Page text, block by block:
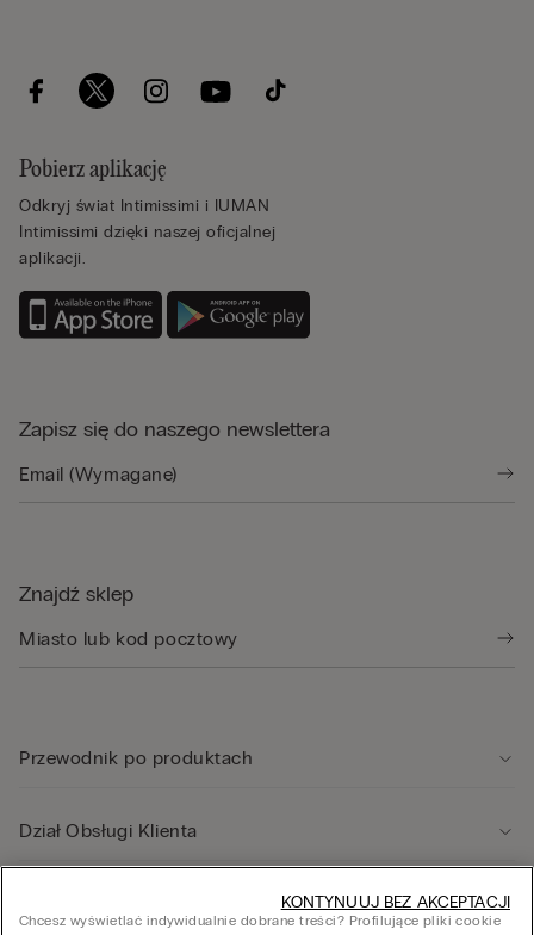
Pobierz aplikację
Odkryj świat Intimissimi i IUMAN
Intimissimi dzięki naszej oficjalnej
aplikacji.
Zapisz się do naszego newslettera
Znajdź sklep
Przewodnik po produktach
Dział Obsługi Klienta
Chcesz wyświetlać indywidualnie dobrane treści? Profilujące pliki cookie
KONTYNUUJ BEZ AKCEPTACJI